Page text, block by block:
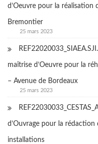
d’Oeuvre pour la réalisation
Bremontier
25 mars 2023
maîtrise d’Oeuvre pour la
– Avenue de Bordeaux
25 mars 2023
d’Ouvrage pour la rédaction
installations